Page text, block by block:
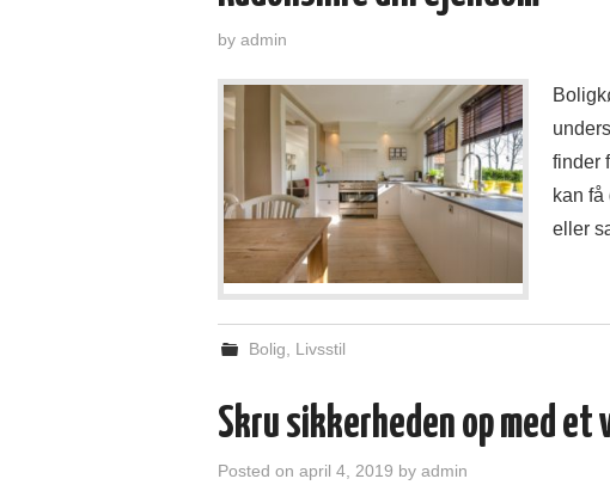
by admin
finder
kan
eller
Bolig Livsstil
Skru sikkerheden op med et
Posted on april 4, 2019 by admin